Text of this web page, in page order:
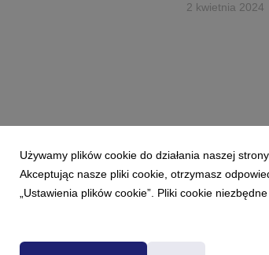
2 kwietnia 2024
Używamy plików cookie do działania naszej
Akceptując nasze pliki cookie, otrzymasz
„Ustawienia plików cookie”. Pliki cookie